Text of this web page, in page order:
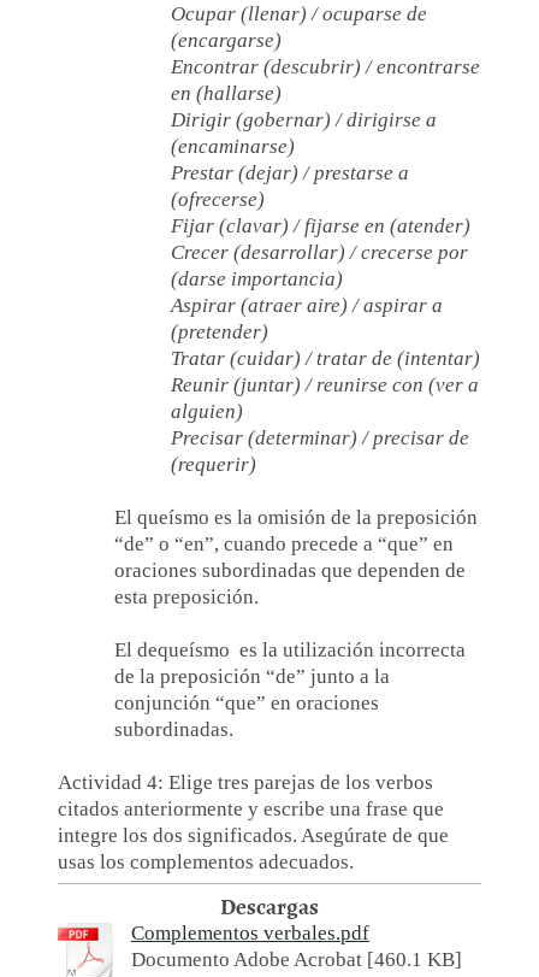
Ocupar (llenar) / ocuparse de
(encargarse)
Encontrar (descubrir) / encontrarse
en (hallarse)
Dirigir (gobernar) / dirigirse a
(encaminarse)
Prestar (dejar) / prestarse a
(ofrecerse)
Fijar (clavar) / fijarse en (atender)
Crecer (desarrollar) / crecerse por
(darse importancia)
Aspirar (atraer aire) / aspirar a
(pretender)
Tratar (cuidar) / tratar de (intentar)
Reunir (juntar) / reunirse con (ver a
alguien)
Precisar (determinar) / precisar de
(requerir)
El queísmo es la omisión de la preposición
“de” o “en”, cuando precede a “que” en
oraciones subordinadas que dependen de
esta preposición.
El dequeísmo es la utilización incorrecta
de la preposición “de” junto a la
conjunción “que” en oraciones
subordinadas.
Actividad 4: Elige tres parejas de los verbos
citados anteriormente y escribe una frase que
integre los dos significados. Asegúrate de que
usas los complementos adecuados.
Descargas
Complementos verbales.pdf
Documento Adobe Acrobat [460.1 KB]